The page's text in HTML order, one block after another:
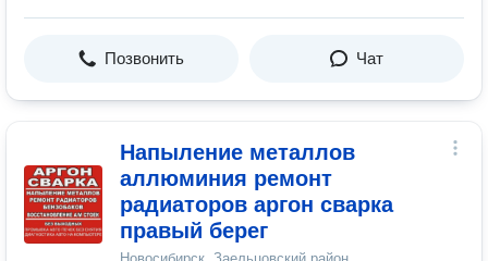
Позвонить Чат
Напыление металлов
аллюминия ремонт
радиаторов аргон сварка
правый берег